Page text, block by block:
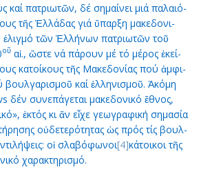
πα­τρι­ω­τῶν, δέ ση­μαί­νει μιά πα­λαι­ό­
τῆς Ἑλ­λά­δας γιά ὕ­παρ­ξη μα­κε­δο­νι­
τῶν Ἑλ­λή­νων πα­τρι­ω­τῶν τοῦ
οῦ αἰ., ὥ­στε νά πά­ρουν μέ τό μέ­ρος ἐ­κεί­
κα­τοί­κους τῆς Μα­κε­δο­νί­ας πού ἀμ­φι­
βουλ­γα­ρι­σμοῦ καί ἑλ­λη­νι­σμοῦ. Ἀ­κό­μη
δέν συ­νε­πά­γε­ται μα­κε­δο­νι­κό ἔ­θνος,
ἐ­κτός κι ἄν εἶ­χε γε­ω­γρα­φι­κή ση­μα­σί­α
οὐ­δε­τε­ρό­τη­τας ὡς πρός τίς βουλ­
οἱ σλα­βό­φω­νοι[4]κά­τοι­κοι τῆς
χα­ρα­κτη­ρι­σμό.